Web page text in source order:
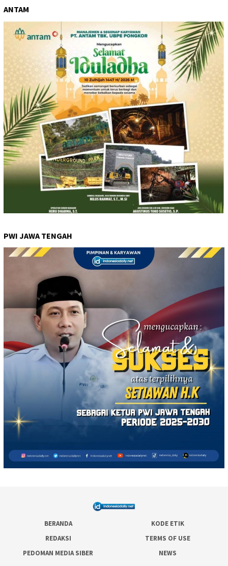
ANTAM
PWI JAWA TENGAH
BERANDA
KODE ETIK
REDAKSI
TERMS OF USE
PEDOMAN MEDIA SIBER
NEWS